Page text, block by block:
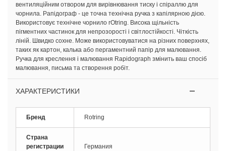
вентиляційним отвором для вирівнювання тиску і спіраллю для
чорнила. Рапідограф - це точна технічна ручка з капілярною дією.
Використовує технічне чорнило rOtring. Висока щільність
пігментних частинок для непрозорості і світлостійкості. Чіткість
ліній. Швидко сохне. Може використовуватися на різних поверхнях,
таких як картон, калька або пергаментний папір для малювання.
Ручка для креслення і малювання Rapidograph змінить ваш спосіб
малювання, письма та створення робіт.
ХАРАКТЕРИСТИКИ
Бренд Rotring
Страна
регистрации
Германия